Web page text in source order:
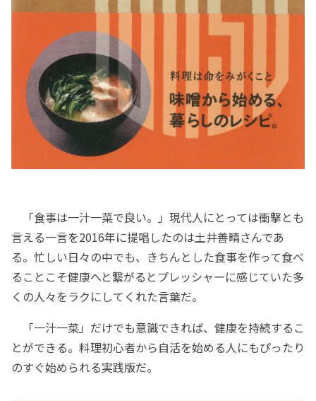
「食事は一汁一菜で良い。」現代人にとっては衝撃とも
言える一言を2016年に提唱したのは土井善晴さんであ
る。忙しい日々の中でも、きちんとした食事を作って食べ
ることこそ健康へと繋がるとプレッシャーに感じていた多
くの人々をラクにしてくれた言葉だ。
「一汁一菜」だけでも意識できれば、健康を持続するこ
とができる。料理初心者から自活を始める人にもぴったり
のすぐ始められる実践版だ。